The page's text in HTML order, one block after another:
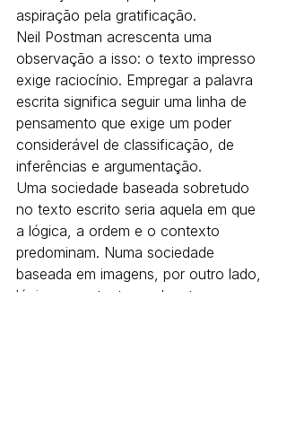
aspiração pela gratificação.
Neil Postman acrescenta uma
observação a isso: o texto impresso
exige raciocínio. Empregar a palavra
escrita significa seguir uma linha de
pensamento que exige um poder
considerável de classificação, de
inferências e argumentação.
Uma sociedade baseada sobretudo
no texto escrito seria aquela em que
a lógica, a ordem e o contexto
predominam. Numa sociedade
baseada em imagens, por outro lado,
lógica e contexto perdem terreno